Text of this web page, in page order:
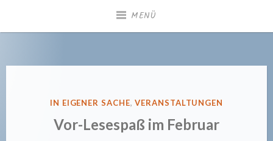
MENÜ
Gemeindebücherei
VERÖFFENTLICHT
IN EIGENER SACHE,VERANSTALTUNGEN
Vor-Lesespaß im Februar